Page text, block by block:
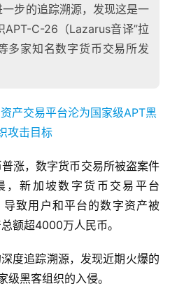
步的追踪溯源，发现这是一
APT-C-26（Lazarus音译”拉
多家知名数字货币交易所发
涨，数字货币交易所被盗案件
新加坡数字货币交易平台
致用户和平台的数字资产被
额超4000万人民币。
度追踪溯源，发现近期火爆的
级黑客组织的入侵。